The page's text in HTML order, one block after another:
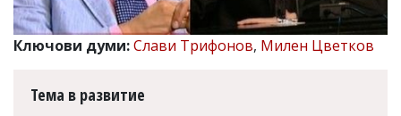
еmail:k.kassabova@flagman.bg
Главен
Колев,
Ключови думи:Слави Трифонов, Милен Цветков
Тема в развитие